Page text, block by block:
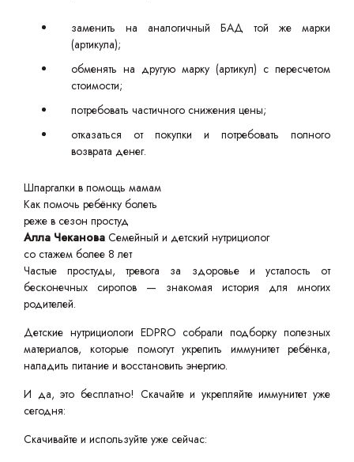
заменить на аналогичный БАД той же марки
(артикула);
обменять на другую марку (артикул) с пересчетом
стоимости;
потребовать частичного снижения цены;
отказаться от покупки и потребовать полного
возврата денег.
Шпаргалки в помощь мамам
Как помочь ребёнку болеть
реже в сезон простуд
Алла Чеканова Семейный и детский нутрициолог
со стажем более 8 лет
Частые простуды, тревога за здоровье и усталость от
бесконечных сиропов — знакомая история для многих
родителей.
Детские нутрициологи EDPRO собрали подборку полезных
материалов, которые помогут укрепить иммунитет ребёнка,
наладить питание и восстановить энергию.
И да, это бесплатно! Скачайте и укрепляйте иммунитет уже
сегодня:
Скачивайте и используйте уже сейчас: